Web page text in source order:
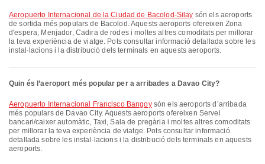
Aeropuerto Internacional de la Ciudad de Bacolod-Silay són els aeroports
de sortida més populars de Bacolod. Aquests aeroports ofereixen Zona
d'espera, Menjador, Cadira de rodes i moltes altres comoditats per millorar
la teva experiència de viatge. Pots consultar informació detallada sobre les
instal·lacions i la distribució dels terminals en aquests aeroports.
Quin és l’aeroport més popular per a arribades a Davao City?
Aeropuerto Internacional Francisco Bangoysón els aeroports d’arribada
més populars de Davao City. Aquests aeroports ofereixen Servei
bancari/caixer automàtic, Taxi, Sala de pregària i moltes altres comoditats
per millorar la teva experiència de viatge. Pots consultar informació
detallada sobre les instal·lacions i la distribució dels terminals en aquests
aeroports.